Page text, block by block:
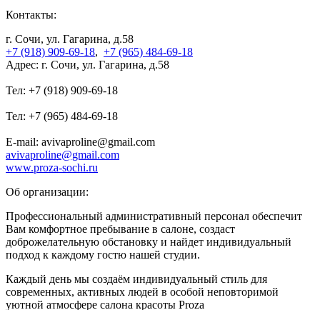
Контакты:
г. Сочи, ул. Гагарина, д.58
+7 (918) 909-69-18, +7 (965) 484-69-18
Адрес: г. Сочи, ул. Гагарина, д.58
Тел: +7 (918) 909-69-18
Тел: +7 (965) 484-69-18
E-mail: avivaproline@gmail.com
avivaproline@gmail.com
www.proza-sochi.ru
Об организации:
Профессиональный административный персонал обеспечит
Вам комфортное пребывание в салоне, создаст
доброжелательную обстановку и найдет индивидуальный
подход к каждому гостю нашей студии.
Каждый день мы создаём индивидуальный стиль для
современных, активных людей в особой неповторимой
уютной атмосфере салона красоты Proza